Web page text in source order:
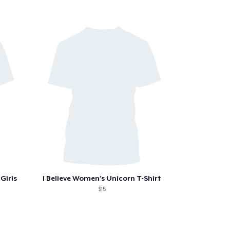
I Believe Women’s Unicorn T-Shirt
$15